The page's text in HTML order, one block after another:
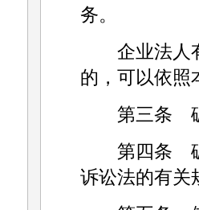
务。
企业法人有
的，可以依照
第三条 破
第四条 破
诉讼法的有关